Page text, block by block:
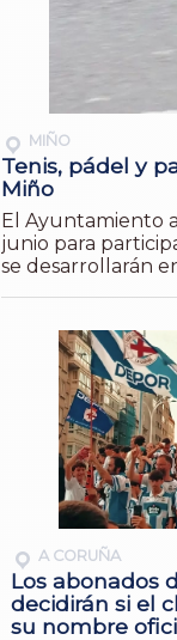
MIÑO
Tenis, pádel y
Miño
El Ayuntamiento
junio para
se desarrollarán
A CORUÑA
Los abonados
decidirán si el
su nombre